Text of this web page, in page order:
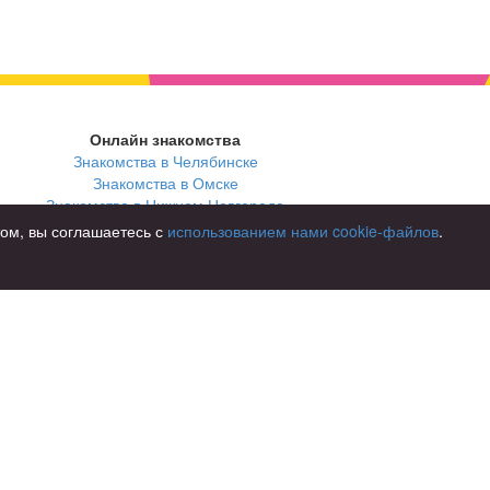
Онлайн знакомства
Знакомства в Челябинске
Знакомства в Омске
Знакомства в Нижнем Новгороде
вы соглашаетесь с использованием нами cookie-файлов.